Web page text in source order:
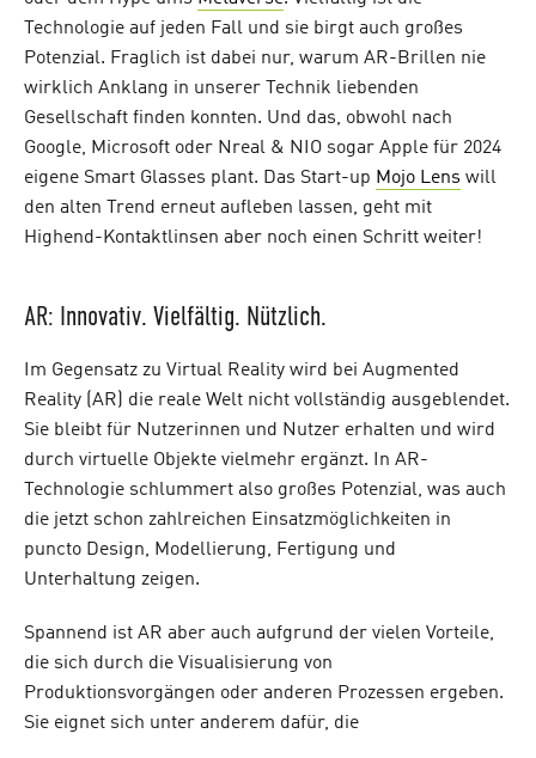
Technologie auf jeden Fall und sie birgt auch großes
Potenzial. Fraglich ist dabei nur, warum AR-Brillen nie
wirklich Anklang in unserer Technik liebenden
Gesellschaft finden konnten. Und das, obwohl nach
Google, Microsoft oder Nreal & NIO sogar Apple für 2024
eigene Smart Glasses plant. Das Start-up Mojo Lens will
den alten Trend erneut aufleben lassen, geht mit
Highend-Kontaktlinsen aber noch einen Schritt weiter!
AR: Innovativ. Vielfältig. Nützlich.
Im Gegensatz zu Virtual Reality wird bei Augmented
Reality (AR) die reale Welt nicht vollständig ausgeblendet.
Sie bleibt für Nutzerinnen und Nutzer erhalten und wird
durch virtuelle Objekte vielmehr ergänzt. In AR-
Technologie schlummert also großes Potenzial, was auch
die jetzt schon zahlreichen Einsatzmöglichkeiten in
puncto Design, Modellierung, Fertigung und
Unterhaltung zeigen.
Spannend ist AR aber auch aufgrund der vielen Vorteile,
die sich durch die Visualisierung von
Produktionsvorgängen oder anderen Prozessen ergeben.
Sie eignet sich unter anderem dafür, die